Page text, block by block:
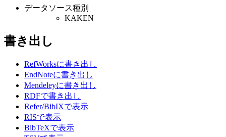
データソース種別
KAKEN
書き出し
RefWorksに書き出し
EndNoteに書き出し
Mendeleyに書き出し
RDFで書き出し
Refer/BibIXで表示
RISで表示
BibTeXで表示